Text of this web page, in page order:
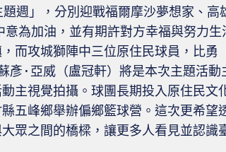
週」，分別迎戰福爾摩沙夢想家、高
意為加油，並有期許對方幸福與努力
而攻城獅陣中三位原住民球員，比勇
彥·亞威（盧冠軒）將是本次主題活動
主視覺拍攝。球團長期投入原住民文
五峰鄉舉辦偏鄉籃球營。這次更希望
眾之間的橋樑，讓更多人看見並認識